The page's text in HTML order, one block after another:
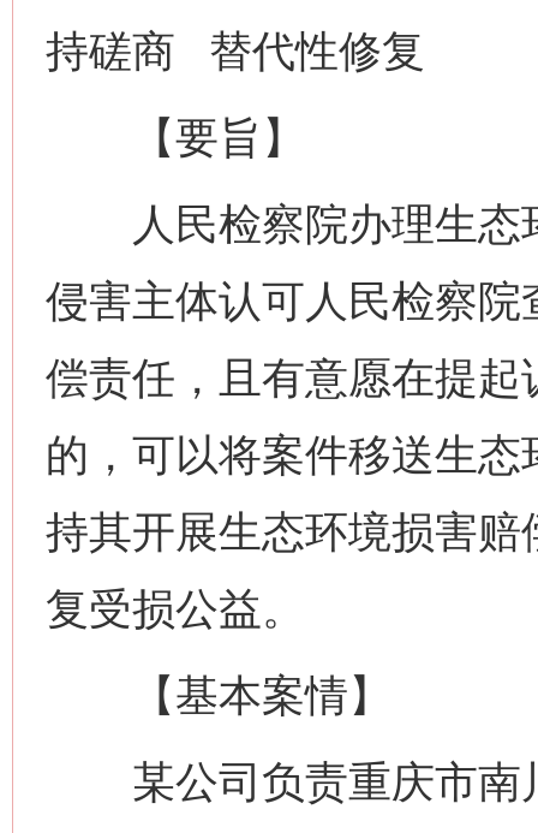
持磋商 替代性修复
【要旨】
人民检察院办理生态
侵害主体认可人民检察
偿责任，且有意愿在提
的，可以将案件移送生
持其开展生态环境损害
复受损公益。
【基本案情】
某公司负责重庆市南